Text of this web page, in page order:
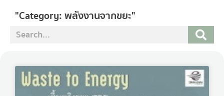
"Category: พลังงานจากขยะ"